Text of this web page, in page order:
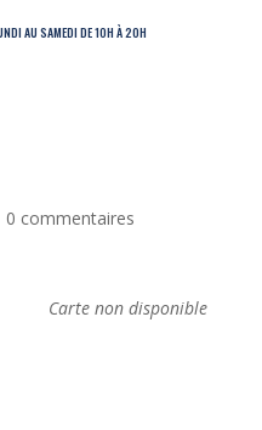
AU SAMEDI DE 10H À 20H
0 commentaires
Carte non disponible